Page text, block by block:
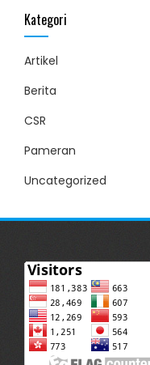
Kategori
Artikel
Berita
CSR
Pameran
Uncategorized